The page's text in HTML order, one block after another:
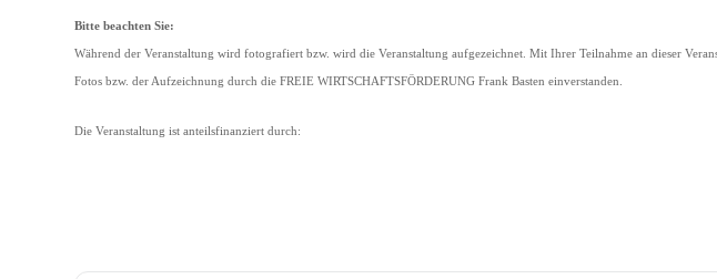
Bitte beachten Sie:
Während der Veranstaltung wird fotografiert bzw. wird die Veranstaltung aufgezeichnet. Mit Ihrer Teilnahme an dieser
Fotos bzw. der Aufzeichnung durch die FREIE WIRTSCHAFTSFÖRDERUNG Frank Basten einverstanden.
Die Veranstaltung ist anteilsfinanziert durch: